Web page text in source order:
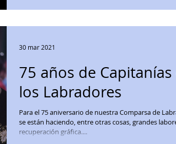
75 años de Capitanías
los Labradores
Para el 75 aniversario de nuestra Comparsa de
se están haciendo, entre otras cosas, grandes
recuperación gráfica....
30 mar 2021